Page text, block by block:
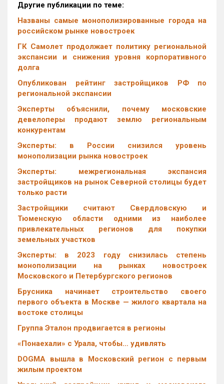
Другие публикации по теме:
Названы самые монополизированные города на
российском рынке новостроек
ГК Самолет продолжает политику региональной
экспансии и снижения уровня корпоративного
долга
Опубликован рейтинг застройщиков РФ по
региональной экспансии
Эксперты объяснили, почему московские
девелоперы продают землю региональным
конкурентам
Эксперты: в России снизился уровень
монополизации рынка новостроек
Эксперты: межрегиональная экспансия
застройщиков на рынок Северной столицы будет
только расти
Застройщики считают Свердловскую и
Тюменскую области одними из наиболее
привлекательных регионов для покупки
земельных участков
Эксперты: в 2023 году снизилась степень
монополизации на рынках новостроек
Московского и Петербургского регионов
Брусника начинает строительство своего
первого объекта в Москве — жилого квартала на
востоке столицы
Группа Эталон продвигается в регионы
«Понаехали» с Урала, чтобы… удивлять
DOGMA вышла в Московский регион с первым
жилым проектом